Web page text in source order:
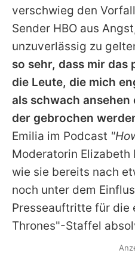
Utiq
verschwieg den
Sender HBO aus
unzuverlässig zu
so sehr, dass mir das
die Leute, die mich
als schwach ansehen
der gebrochen
Emilia im Podcast
Moderatorin Elizabeth
wie sie bereits nach
noch unter dem
Presseauftritte für die
Thrones"-Staffel